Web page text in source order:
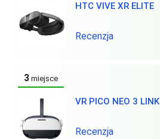
HTC VIVE XR ELITE
Recenzja
3 miejsce
VR PICO NEO 3 LINK
Recenzja